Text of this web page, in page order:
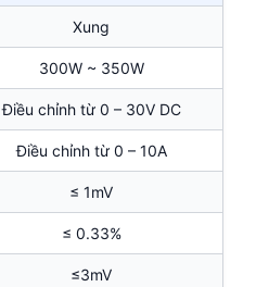
Xung
300W ~ 350W
Điều chỉnh từ 0 – 30V DC
Điều chỉnh từ 0 – 10A
≤ 1mV
≤ 0.33%
≤3mV